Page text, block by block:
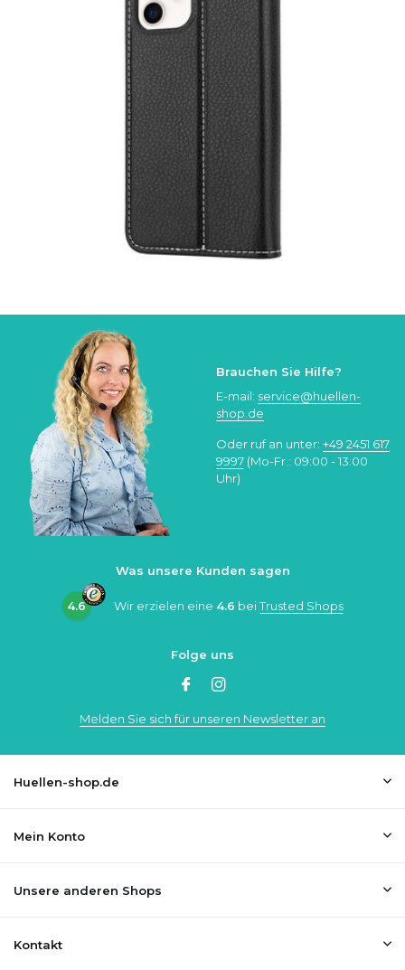
Brauchen Sie Hilfe?
E-mail: service@huellen-
shop.de
Oder ruf an unter: +49 2451 617
9997 (Mo-Fr.: 09:00 - 13:00
Uhr)
Was unsere Kunden sagen
4.6 Wir erzielen eine 4.6 beiTrusted Shops
Folge uns
Melden Sie sich für unseren Newsletter an
Huellen-shop.de
Mein Konto
Unsere anderen Shops
Kontakt